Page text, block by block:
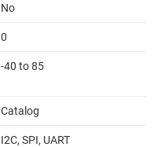
No
0
-40 to 85
Catalog
I2C, SPI, UART